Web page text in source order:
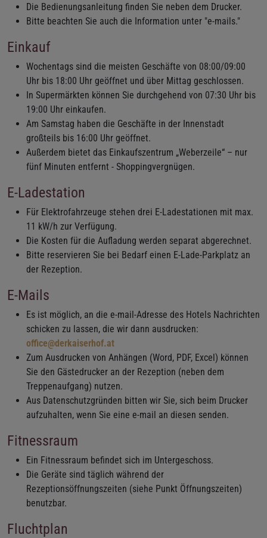
Die Bedienungsanleitung finden Sie neben dem Drucker.
Bitte beachten Sie auch die Information unter "e-mails."
Einkauf
Wochentags sind die meisten Geschäfte von 08:00/09:00
Uhr bis 18:00 Uhr geöffnet und über Mittag geschlossen.
In Supermärkten können Sie durchgehend von 07:30 Uhr bis
19:00 Uhr einkaufen.
Am Samstag haben die Geschäfte in der Innenstadt
großteils bis 16:00 Uhr geöffnet.
Außerdem bietet das Einkaufszentrum „Weberzeile“ – nur
fünf Minuten entfernt - Shoppingvergnügen.
E-Ladestation
Für Elektrofahrzeuge stehen drei E-Ladestationen mit max.
11 kW/h zur Verfügung.
Die Kosten für die Aufladung werden separat abgerechnet.
Bitte reservieren Sie bei Bedarf einen E-Lade-Parkplatz an
der Rezeption.
E-Mails
Es ist möglich, an die e-mail-Adresse des Hotels Nachrichten
schicken zu lassen, die wir dann ausdrucken:
office@derkaiserhof.at
Zum Ausdrucken von Anhängen (Word, PDF, Excel) können
Sie den Gästedrucker an der Rezeption (neben dem
Treppenaufgang) nutzen.
Aus Datenschutzgründen bitten wir Sie, sich beim Drucker
aufzuhalten, wenn Sie eine e-mail an diesen senden.
Fitnessraum
Ein Fitnessraum befindet sich im Untergeschoss.
Die Geräte sind täglich während der
Rezeptionsöffnungszeiten (siehe Punkt Öffnungszeiten)
benutzbar.
Fluchtplan